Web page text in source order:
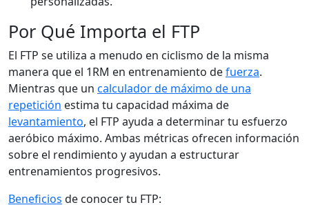
Por Qué Importa el FTP
El FTP se utiliza a menudo en ciclismo de la misma
manera que el 1RM en entrenamiento defuerza.
Mientras que un calculador de máximo de una
repetición estima tu capacidad máxima de
levantamiento, el FTP ayuda a determinar tu esfuerzo
aeróbico máximo. Ambas métricas ofrecen información
sobre el rendimiento y ayudan a estructurar
entrenamientos progresivos.
Beneficios de conocer tu FTP: